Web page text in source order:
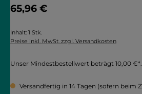
Regulärer Preis:
65,96 €
Inhalt: 1 Stk.
Preise inkl. MwSt. zzgl. Versandkosten
Unser Mindestbestellwert beträgt 10,00 €*.
Versandfertig in 14 Tagen (sofern beim